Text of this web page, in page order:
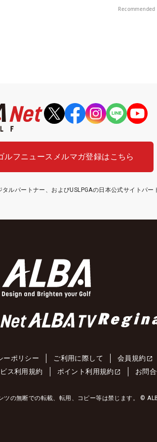
Recommended
ルフニュース メルマガ登録はこちら
ルパートナー、およびUSLPGAの日本公式サイトパー
ーポリシー ご利用に際して 会員規約
ス利用規約 ポイント利用規約 お問
ツの無断での転載、転用、コピー等は禁じます。 ©